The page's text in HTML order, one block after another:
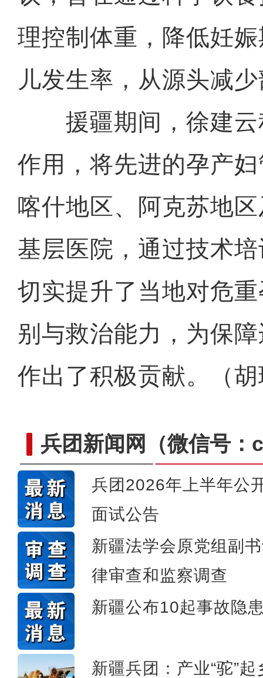
理控制体重，降低妊
儿发生率，从源头减
援疆期间，徐建云
作用，将先进的孕产
喀什地区、阿克苏地
基层医院，通过技术
切实提升了当地对危
别与救治能力，为保
作出了积极贡献。（
兵团新闻网 （微信号
兵团2026年上半年公
面试公告
新疆法学会原党组副
律审查和监察调查
新疆公布10起事故隐
新疆兵团：产业“驼”
侨乡故事 | 哈班拜的